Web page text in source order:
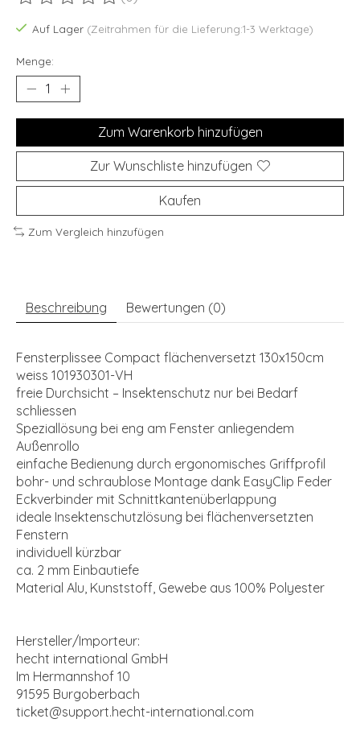
Die Bewertung dieses Produkts ist
Auf Lager (Zeitrahmen für die Lieferung:1-3 Werktage)
Menge:
Zum Warenkorb hinzufügen
Zur Wunschliste hinzufügen
Kaufen
Zum Vergleich hinzufügen
Beschreibung Bewertungen (0)
Fensterplissee Compact flächenversetzt 130x150cm
weiss 101930301-VH
freie Durchsicht – Insektenschutz nur bei Bedarf
schliessen
Speziallösung bei eng am Fenster anliegendem
Außenrollo
einfache Bedienung durch ergonomisches Griffprofil
bohr- und schraublose Montage dank EasyClip Feder
Eckverbinder mit Schnittkantenüberlappung
ideale Insektenschutzlösung bei flächenversetzten
Fenstern
individuell kürzbar
ca. 2 mm Einbautiefe
Material Alu, Kunststoff, Gewebe aus 100% Polyester
Hersteller/Importeur:
hecht international GmbH
Im Hermannshof 10
91595 Burgoberbach
ticket@support.hecht-international.com